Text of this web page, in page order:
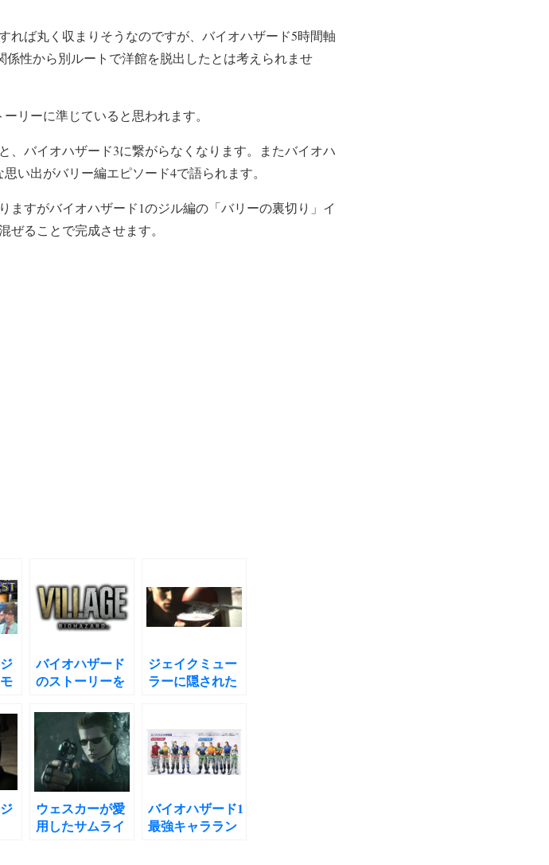
れば丸く収まりそうなのですが、バイオハザード5時間軸
性から別ルートで洋館を脱出したとは考えられませ
リーに準じていると思われます。
、バイオハザード3に繋がらなくなります。またバイオハ
い出がバリー編エピソード4で語られます。
すがバイオハザード1のジル編の「バリーの裏切り」イ
ることで完成させます。
0
バイオハザード
のストーリーを
題提起箇所)
ジェイクミュー
ラーに隠された
察
ウェスカーが愛
用したサムライ
バイオハザード1
最強キャララン